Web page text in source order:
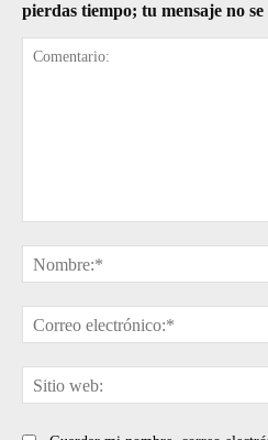
pierdas tiempo; tu mensaje no